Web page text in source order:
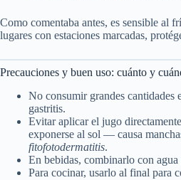
Como comentaba antes, es sensible al
lugares con estaciones marcadas,
Precauciones y buen uso: cuánto y
No consumir grandes cantidades
gastritis.
Evitar aplicar el jugo
exponerse al sol — causa
fitofotodermatitis.
En bebidas, combinarlo con
Para cocinar, usarlo al final para